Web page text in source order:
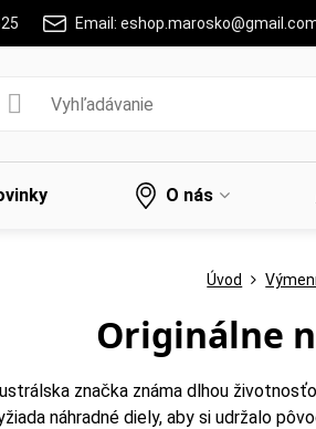
Email:
O nás
Úvod
Originálne
značka známa dlhou
náhradné diely, aby si udržalo